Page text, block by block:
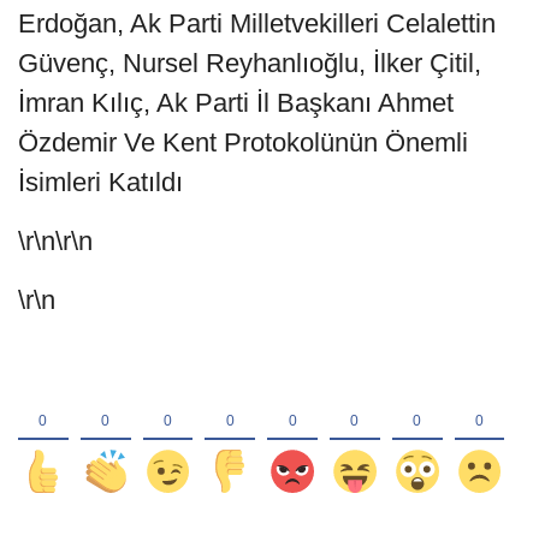
Erdoğan, Ak Parti Milletvekilleri Celalettin
Güvenç, Nursel Reyhanlıoğlu, İlker Çitil,
İmran Kılıç, Ak Parti İl Başkanı Ahmet
Özdemir Ve Kent Protokolünün Önemli
İsimleri Katıldı
\r\n\r\n
\r\n